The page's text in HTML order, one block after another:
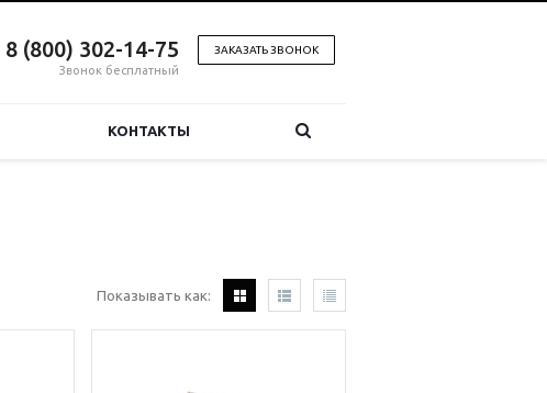
ЗАКАЗАТЬ ЗВОНОК
8 (800) 302-14-75
Звонок бесплатный
КОНТАКТЫ
Показывать как: